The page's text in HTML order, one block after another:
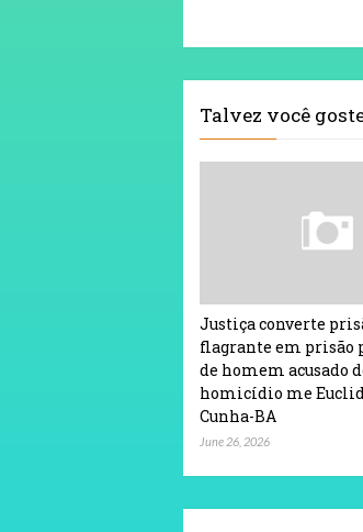
Talvez você
Justiça converte
flagrante em prisão
de homem acusado
homicídio me
Cunha-BA
June 26, 2026